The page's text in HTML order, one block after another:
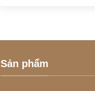
Sản phẩm